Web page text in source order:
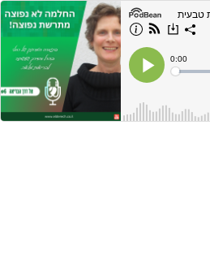
Play
Current
Time
0:00
Loaded: